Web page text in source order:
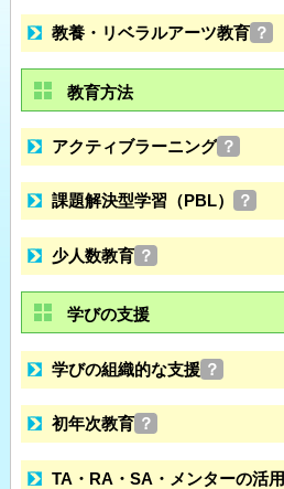
教養・リベラルアーツ教育 ？
教育方法
アクティブラーニング ？
課題解決型学習（PBL） ？
少人数教育 ？
学びの支援
学びの組織的な支援 ？
初年次教育 ？
TA・RA・SA・メンターの活用